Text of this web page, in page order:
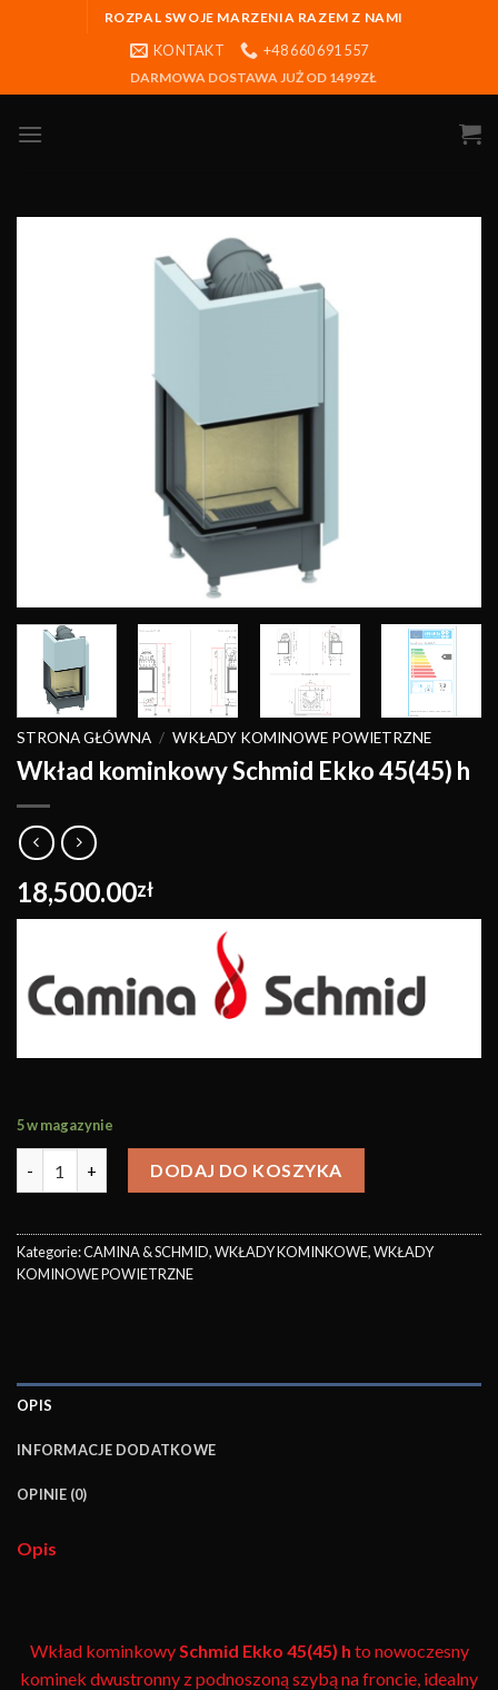
ROZPAL SWOJE MARZENIA RAZEM Z NAMI
KONTAKT +48 660 691 557
DARMOWA DOSTAWA JUŻ OD 1499ZŁ
STRONA GŁÓWNA / WKŁADY KOMINOWE POWIETRZNE
Wkład kominkowy Schmid Ekko 45(45) h
18,500.00zł
5 w magazynie
DODAJ DO KOSZYKA
Kategorie:CAMINA & SCHMID,WKŁADY KOMINKOWE,WKŁADY
KOMINOWE POWIETRZNE
OPIS
INFORMACJE DODATKOWE
OPINIE (0)
Opis
Wkład kominkowy Schmid Ekko 45(45) h to nowoczesny
kominek dwustronny z podnoszoną szybą na froncie, idealny